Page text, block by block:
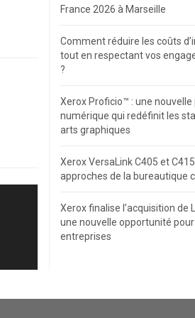
France 2026 à Marseille
Comment réduire les coûts
tout en respectant vos
?
Xerox Proficio™ : une nouvelle
numérique qui redéfinit les
arts graphiques
Xerox VersaLink C405 et
approches de la bureautique
Xerox finalise l’acquisition de
une nouvelle opportunité pour
entreprises